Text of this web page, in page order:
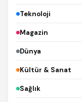
Teknoloji
Magazin
Dünya
Kültür & Sanat
Sağlık